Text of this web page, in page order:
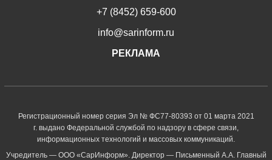
+7 (8452) 659-600
info@sarinform.ru
РЕКЛАМА
Регистрационный номер серия Эл № ФС77-80393 от 01 марта 2021
г. выдано Федеральной службой по надзору в сфере связи,
информационных технологий и массовых коммуникаций.
Учредитель — ООО «СарИнформ». Директор — Письменный А.А. Главный